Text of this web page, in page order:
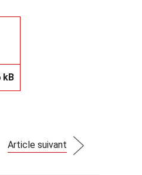
kB
Article suivant